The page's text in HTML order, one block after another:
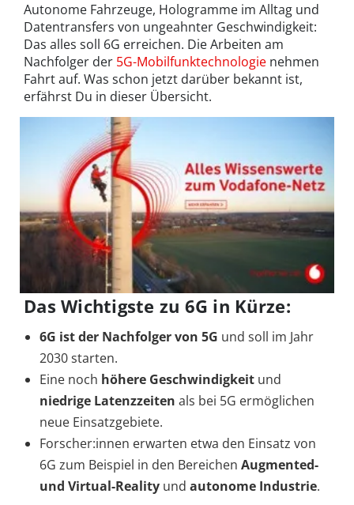
Autonome Fahrzeuge, Hologramme im Alltag und
Datentransfers von ungeahnter Geschwindigkeit:
Das alles soll 6G erreichen. Die Arbeiten am
Nachfolger der 5G-Mobilfunktechnologie nehmen
Fahrt auf. Was schon jetzt darüber bekannt ist,
erfährst Du in dieser Übersicht.
Das Wichtigste zu 6G in Kürze:
6G ist der Nachfolger von 5G und soll im Jahr
2030 starten.
Eine noch höhere Geschwindigkeit und
niedrige Latenzzeiten als bei 5G ermöglichen
neue Einsatzgebiete.
Forscher:innen erwarten etwa den Einsatz von
6G zum Beispiel in den Bereichen Augmented-
und Virtual-Reality und autonome Industrie.